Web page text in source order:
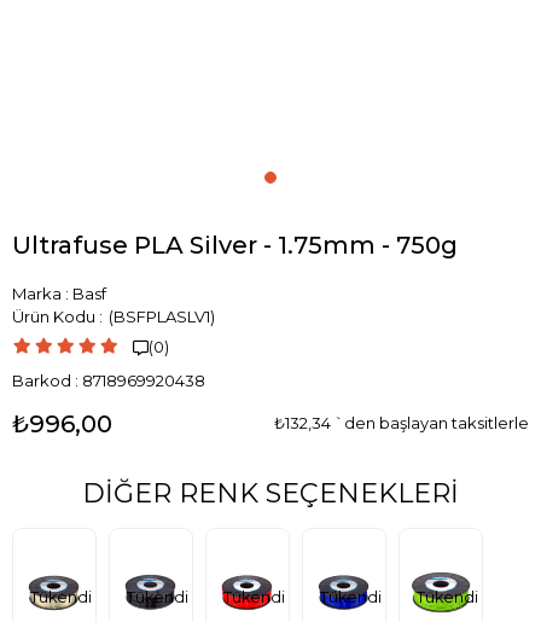
Ultrafuse PLA Silver - 1.75mm - 750g
Marka : Basf
(BSFPLASLV1)
(0)
Barkod : 8718969920438
₺996,00 ₺132,34 `den başlayan taksitlerle
DIĞER RENK SEÇENEKLERI
Tükendi Tükendi Tükendi Tükendi Tükendi